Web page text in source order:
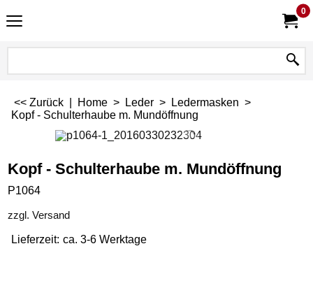
0
<< Zurück Home > Leder > Ledermasken >
Kopf - Schulterhaube m. Mundöffnung
Kopf - Schulterhaube m. Mundöffnung
P1064
zzgl. Versand
Lieferzeit: ca. 3-6 Werktage